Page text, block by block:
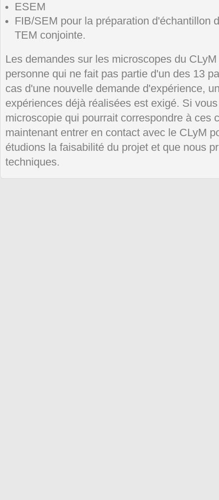
ESEM
FIB/SEM pour la préparation d'échantillon
TEM conjointe.
Les demandes sur les microscopes du
personne qui ne fait pas partie d'un des 13
cas d'une nouvelle demande d'expérience,
expériences déjà réalisées est exigé. Si
microscopie qui pourrait correspondre à ces
maintenant entrer en contact avec le CLyM
étudions la faisabilité du projet et que nous
techniques.